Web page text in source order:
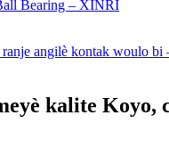
kalite Koyo,